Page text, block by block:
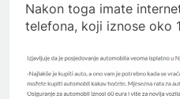
Nakon toga imate
telefona, koji iznose oko